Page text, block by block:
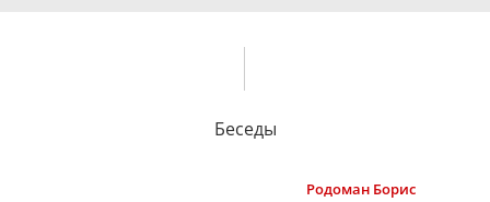
Беседы
Родоман Борис